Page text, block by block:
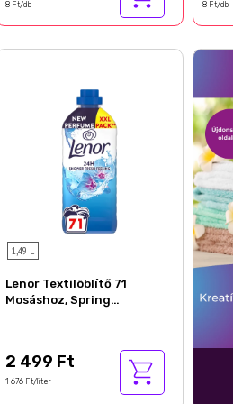
8 Ft/db 8 Ft/db
1,49 L
Lenor Textilöblítő 71
Mosáshoz, Spring
2 499 Ft
1 676 Ft/liter